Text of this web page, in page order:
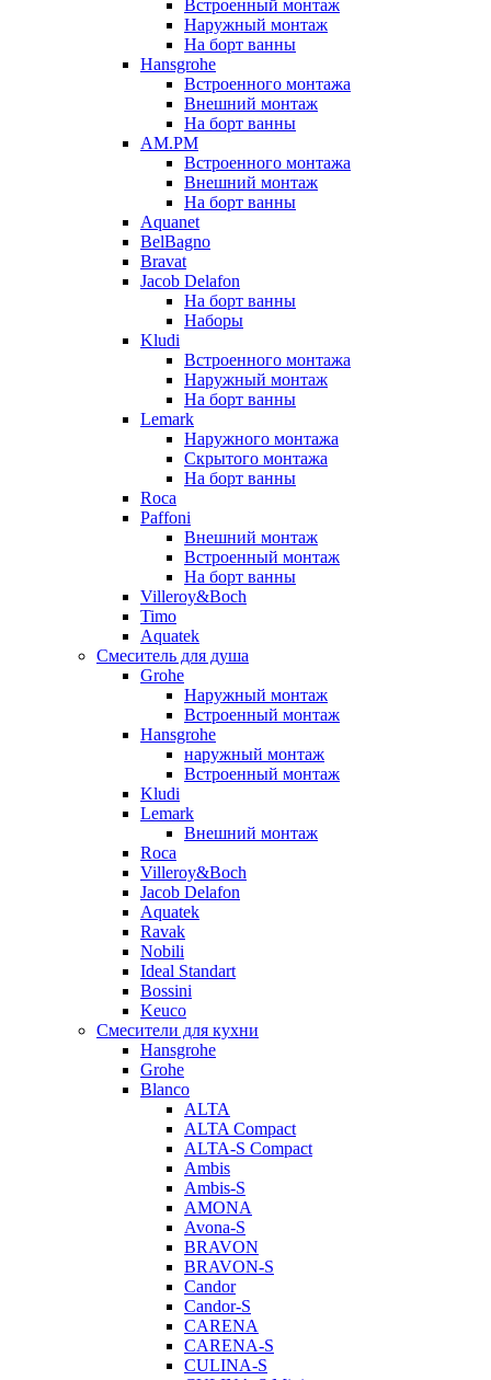
Встроенный монтаж
Наружный монтаж
На борт ванны
Hansgrohe
Встроенного монтажа
Внешний монтаж
На борт ванны
AM.PM
Встроенного монтажа
Внешний монтаж
На борт ванны
Aquanet
BelBagno
Bravat
Jacob Delafon
На борт ванны
Наборы
Kludi
Встроенного монтажа
Наружный монтаж
На борт ванны
Lemark
Наружного монтажа
Скрытого монтажа
На борт ванны
Roca
Paffoni
Внешний монтаж
Встроенный монтаж
На борт ванны
Villeroy&Boch
Timo
Aquatek
Смеситель для душа
Grohe
Наружный монтаж
Встроенный монтаж
Hansgrohe
наружный монтаж
Встроенный монтаж
Kludi
Lemark
Внешний монтаж
Roca
Villeroy&Boch
Jacob Delafon
Aquatek
Ravak
Nobili
Ideal Standart
Bossini
Keuco
Смесители для кухни
Hansgrohe
Grohe
Blanco
ALTA
ALTA Compact
ALTA-S Compact
Ambis
Ambis-S
AMONA
Avona-S
BRAVON
BRAVON-S
Candor
Candor-S
CARENA
CARENA-S
CULINA-S